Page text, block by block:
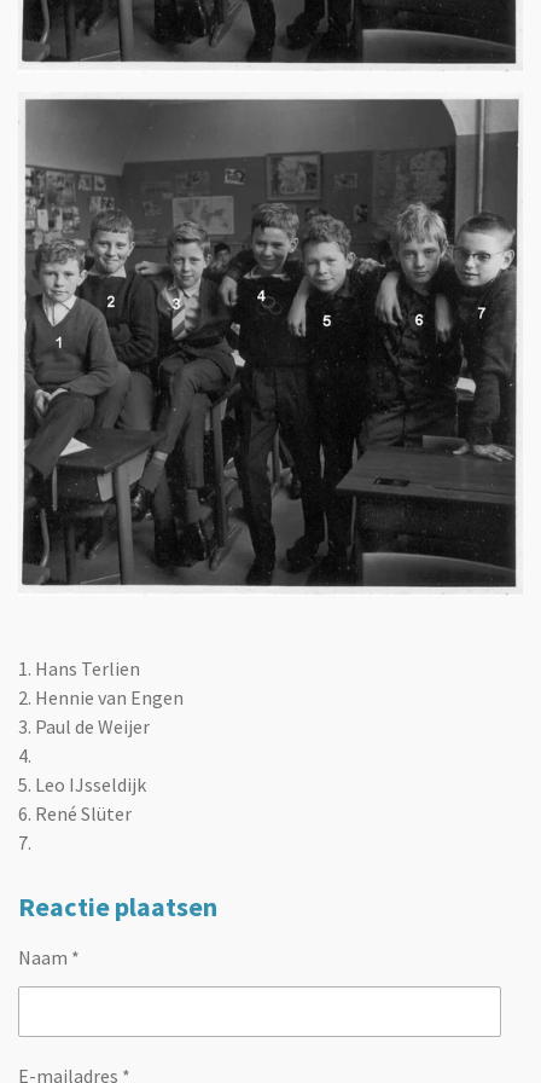
1. Hans Terlien
2. Hennie van Engen
3. Paul de Weijer
4.
5. Leo IJsseldijk
6. René Slüter
7.
Reactie plaatsen
Naam *
E-mailadres *